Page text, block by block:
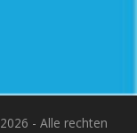
2026 - Alle rechten